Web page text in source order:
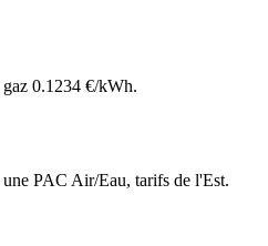
0.1234 €/kWh.
une PAC Air/Eau, tarifs de l'Est.